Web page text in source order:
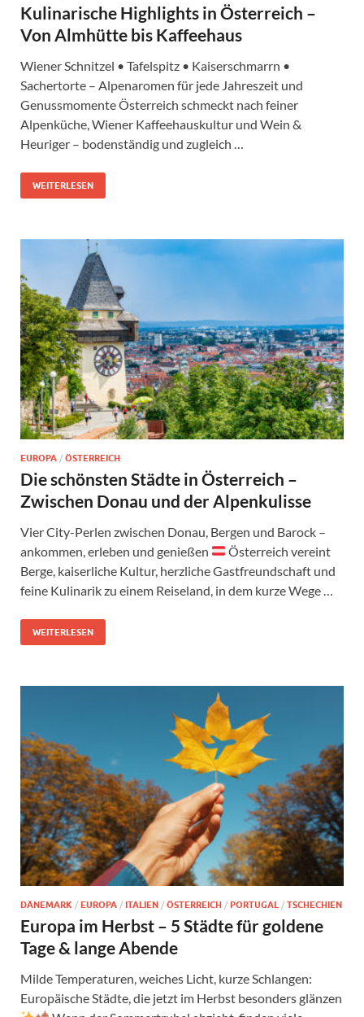
Kulinarische Highlights in Österreich –
Von Almhütte bis Kaffeehaus
Wiener Schnitzel • Tafelspitz • Kaiserschmarrn •
Sachertorte – Alpenaromen für jede Jahreszeit und
Genussmomente Österreich schmeckt nach feiner
Alpenküche, Wiener Kaffeehauskultur und Wein &
Heuriger – bodenständig und zugleich …
WEITERLESEN
EUROPA / ÖSTERREICH
Die schönsten Städte in Österreich –
Zwischen Donau und der Alpenkulisse
Vier City-Perlen zwischen Donau, Bergen und Barock –
ankommen, erleben und genießen
Österreich vereint
Berge, kaiserliche Kultur, herzliche Gastfreundschaft und
feine Kulinarik zu einem Reiseland, in dem kurze Wege …
WEITERLESEN
DÄNEMARK / EUROPA / ITALIEN / ÖSTERREICH / PORTUGAL / TSCHECHIEN
Europa im Herbst – 5 Städte für goldene
Tage & lange Abende
Milde Temperaturen, weiches Licht, kurze Schlangen:
Europäische Städte, die jetzt im Herbst besonders glänzen